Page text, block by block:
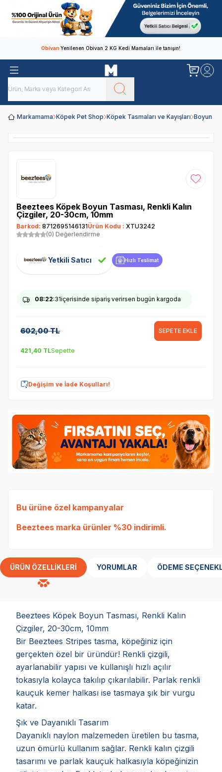
ObivanYenilenen Obivan 2 KG Kedi Mamaları ile tanışın!
Markamama Köpek Pet Shop Köpek Tasmaları ve Kayışları Boyun
Favoriye
Beeztees Köpek Boyun Tasması, Renkli Kalın
Çizgiler, 20-30cm, 10mm
Barkod: 8712695146131Ürün Kodu : XTU3242
(0) Değerlendirme
Yetkili Satıcı Hızlı Teslimat
08:22:31içerisinde sipariş verirsen bugün kargoda
602,00TL SEPETE EKLE
421,40 TLSepette
Değişim ve İade Koşulları!
Bu ürüne özel kampanyalar
Beeztees marka ürünler %30 indirimli.
ÜRÜN ÖZELLIKLERI YORUMLAR ÖDEME
Beeztees Köpek Boyun Tasması, Renkli Kalın
Çizgiler, 20-30cm, 10mm
Bir Beeztees Stripes tasma, köpeğiniz için
gerçekten özel bir üründür! Renkli çizgili,
ayarlanabilir yapısı ve kullanışlı hızlı açılır
tokasıyla kolayca takılıp çıkarılabilir. Parlak renkli
kauçuk kemer halkası ise tasmaya şık bir vurgu
katar.
Şık ve Dayanıklı Tasarım
Dayanıklı naylon malzemeden üretilen bu tasma,
uzun ömürlü kullanım sağlar. Renkli kalın çizgili
tasarımı ve parlak kauçuk halkasıyla köpeğinizin